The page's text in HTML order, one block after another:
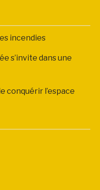
incendies
s’invite dans une
conquérir l’espace